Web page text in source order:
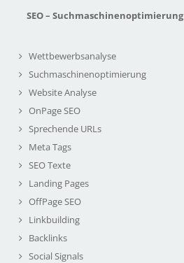
SEO – Suchmaschinenoptimierung
Wettbewerbsanalyse
Suchmaschinenoptimierung
Website Analyse
OnPage SEO
Sprechende URLs
Meta Tags
SEO Texte
Landing Pages
OffPage SEO
Linkbuilding
Backlinks
Social Signals